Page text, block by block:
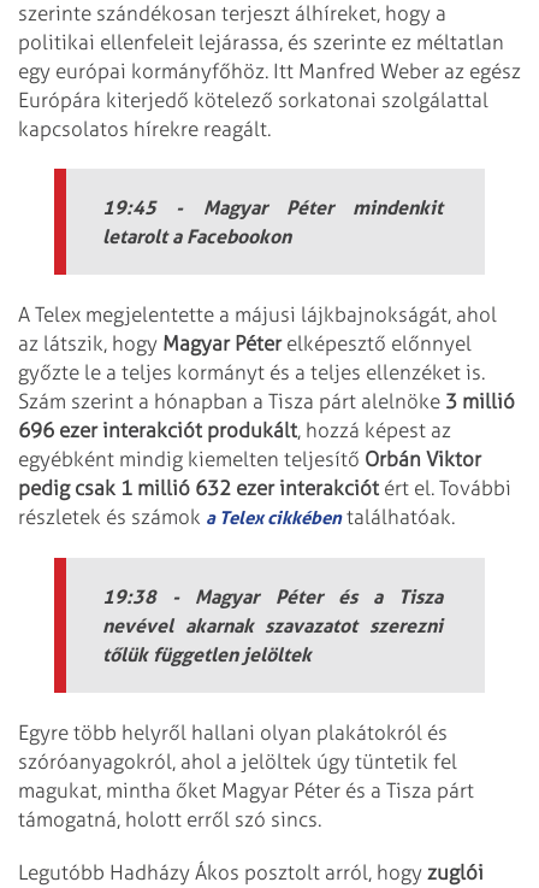
szerinte szándékosan terjeszt álhíreket, hogy a
politikai ellenfeleit lejárassa, és szerinte ez méltatlan
egy európai kormányfőhöz. Itt Manfred Weber az egész
Európára kiterjedő kötelező sorkatonai szolgálattal
kapcsolatos hírekre reagált.
19:45 - Magyar Péter mindenkit
letarolt a Facebookon
A Telex megjelentette a májusi lájkbajnokságát, ahol
az látszik, hogy Magyar Péterelképesztő előnnyel
győzte le a teljes kormányt és a teljes ellenzéket is.
Szám szerint a hónapban a Tisza párt alelnöke 3 millió
696 ezer interakciót produkált, hozzá képest az
egyébként mindig kiemelten teljesítő Orbán Viktor
pedig csak 1 millió 632 ezer interakciót ért el. További
részletek és számok a Telex cikkébentalálhatóak.
19:38 - Magyar Péter és a Tisza
nevével akarnak szavazatot szerezni
tőlük független jelöltek
Egyre több helyről hallani olyan plakátokról és
szóróanyagokról, ahol a jelöltek úgy tüntetik fel
magukat, mintha őket Magyar Péter és a Tisza párt
támogatná, holott erről szó sincs.
Legutóbb Hadházy Ákos posztolt arról, hogy zuglói